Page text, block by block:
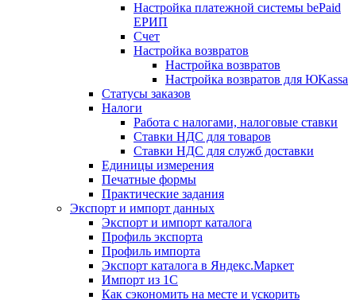
Настройка платежной системы bePaid
ЕРИП
Счет
Настройка возвратов
Настройка возвратов
Настройка возвратов для ЮKassa
Статусы заказов
Налоги
Работа с налогами, налоговые ставки
Ставки НДС для товаров
Ставки НДС для служб доставки
Единицы измерения
Печатные формы
Практические задания
Экспорт и импорт данных
Экспорт и импорт каталога
Профиль экспорта
Профиль импорта
Экспорт каталога в Яндекс.Маркет
Импорт из 1С
Как сэкономить на месте и ускорить